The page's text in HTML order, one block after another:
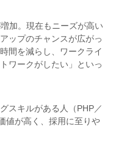
加。現在もニーズが高い
ップのチャンスが広がっ
間を減らし、ワークライ
ワークがしたい」といっ
スキルがある人（PHP／
値が高く、採用に至りや